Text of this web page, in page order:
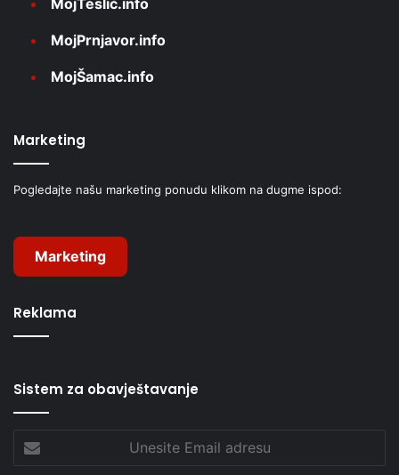
MojPrnjavor.info
MojŠamac.info
Marketing
Pogledajte našu marketing ponudu klikom na dugme ispod:
Marketing
Reklama
Sistem za obavještavanje
Email